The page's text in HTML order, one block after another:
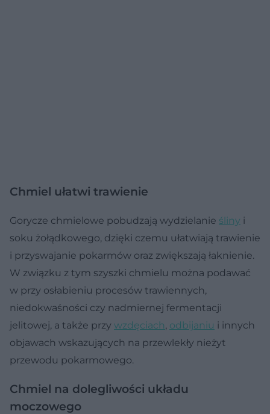
Chmiel ułatwi trawienie
Gorycze chmielowe pobudzają wydzielanie śliny i
soku żołądkowego, dzięki czemu ułatwiają trawienie
i przyswajanie pokarmów oraz zwiększają łaknienie.
W związku z tym szyszki chmielu można podawać
w przy osłabieniu procesów trawiennych,
niedokwaśności czy nadmiernej fermentacji
jelitowej, a także przy wzdęciach, odbijaniu i innych
objawach wskazujących na przewlekły nieżyt
przewodu pokarmowego.
Chmiel na dolegliwości układu
moczowego